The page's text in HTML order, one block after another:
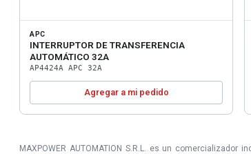
APC
INTERRUPTOR DE TRANSFERENCIA
AUTOMÁTICO 32A
AP4424A APC 32A
Agregar a mi pedido
MAXPOWER AUTOMATION S.R.L. es un